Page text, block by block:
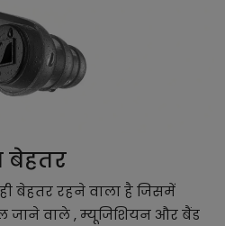
बेहतर
बेहतर रहने वाला है जिसमें
जाने वाले , म्यूजिशियन और बैंड